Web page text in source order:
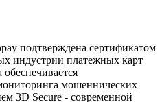
подтверждена сертификатом
индустрии платежных карт
мошеннических
3D Secure - современной